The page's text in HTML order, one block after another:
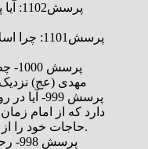
مهدی (عج)
پرسش 999-
دارد که از امام
حاجات خود را از خداوند طلبید؟ لطفاً مجرّب باشد.